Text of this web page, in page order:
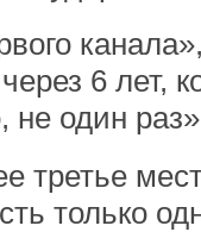
6 лет,
один
третье
только